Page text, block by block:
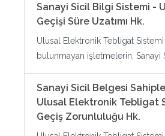
Sanayi Sicil Bilgi Sistemi -
Geçişi Süre Uzatımı Hk.
Ulusal Elektronik Tebligat Sistemi
bulunmayan işletmelerin, Sanayi
Sanayi Sicil Belgesi
Ulusal Elektronik Tebligat
Geçiş Zorunluluğu Hk.